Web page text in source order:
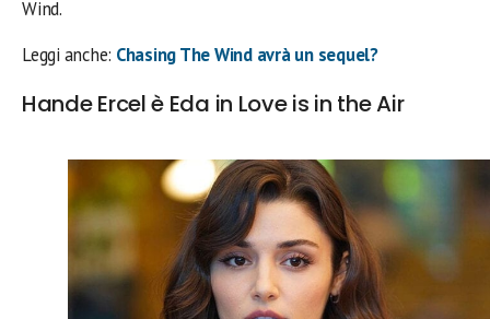
Wind.
Leggi anche: Chasing The Wind avrà un sequel?
Hande Ercel è Eda in Love is in the Air